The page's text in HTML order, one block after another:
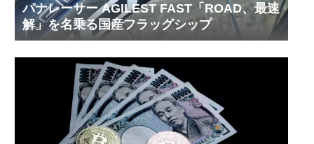
パナレーサー AGILEST FAST「ROAD、最速
解」を名乗る国産フラッグシップ